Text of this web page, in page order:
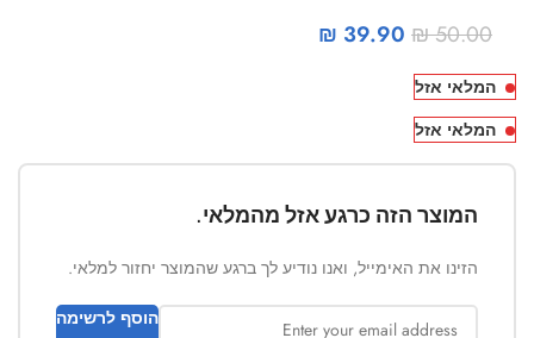
₪50.00
₪ 39.90
המלאי אזל
המלאי אזל
המוצר הזה כרגע אזל מהמלאי.
הזינו את האימייל, ואנו נודיע לך ברגע שהמוצר יחזור למלאי.
הוסף לרשימה